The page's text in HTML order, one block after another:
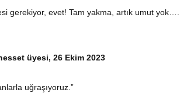
gerekiyor, evet! Tam yakma, artık umut yok….
üyesi, 26 Ekim 2023
uğraşıyoruz.”